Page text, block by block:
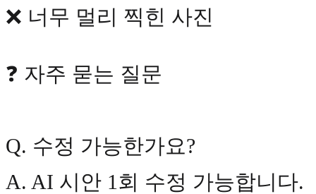
❌ 너무 멀리 찍힌 사진
❓ 자주 묻는 질문
Q. 수정 가능한가요?
A. AI 시안 1회 수정 가능합니다.